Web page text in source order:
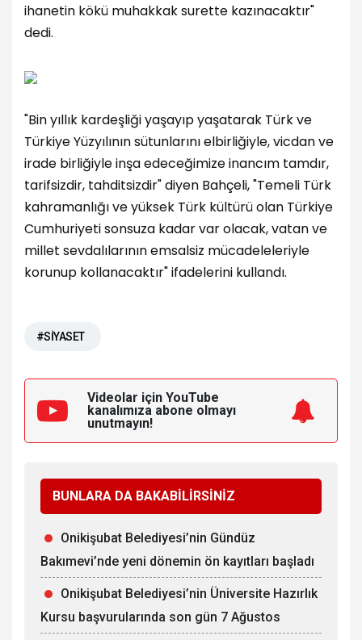
ihanetin kökü muhakkak surette kazınacaktır"
dedi.
"Bin yıllık kardeşliği yaşayıp yaşatarak Türk ve
Türkiye Yüzyılının sütunlarını elbirliğiyle, vicdan ve
irade birliğiyle inşa edeceğimize inancım tamdır,
tarifsizdir, tahditsizdir" diyen Bahçeli, "Temeli Türk
kahramanlığı ve yüksek Türk kültürü olan Türkiye
Cumhuriyeti sonsuza kadar var olacak, vatan ve
millet sevdalılarının emsalsiz mücadeleleriyle
korunup kollanacaktır" ifadelerini kullandı.
#SİYASET
Videolar için YouTube
kanalımıza abone olmayı
unutmayın!
BUNLARA DA BAKABİLİRSİNİZ
Onikişubat Belediyesi’nin Gündüz
Bakımevi’nde yeni dönemin ön kayıtları başladı
Onikişubat Belediyesi’nin Üniversite Hazırlık
Kursu başvurularında son gün 7 Ağustos